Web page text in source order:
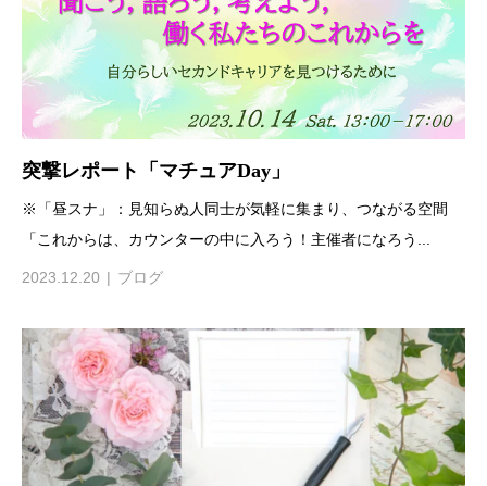
突撃レポート「マチュアDay」
※「昼スナ」：見知らぬ人同士が気軽に集まり、つながる空間
「これからは、カウンターの中に入ろう！主催者になろう...
2023.12.20 ブログ